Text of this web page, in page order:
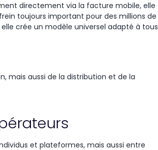
directement via la facture mobile, elle
toujours important pour des millions de
crée un modèle universel adapté à tous
mais aussi de la distribution et de la
et plateformes, mais aussi entre